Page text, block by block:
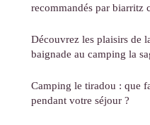
recommandés par biarritz
Découvrez les plaisirs de
baignade au camping la
Camping le tiradou : que
pendant votre séjour ?